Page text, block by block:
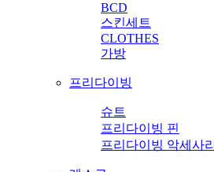
BCD
스킨세트
CLOTHES
가방
프리다이빙
슈트
프리다이빙 핀
프리다이빙 악세사리